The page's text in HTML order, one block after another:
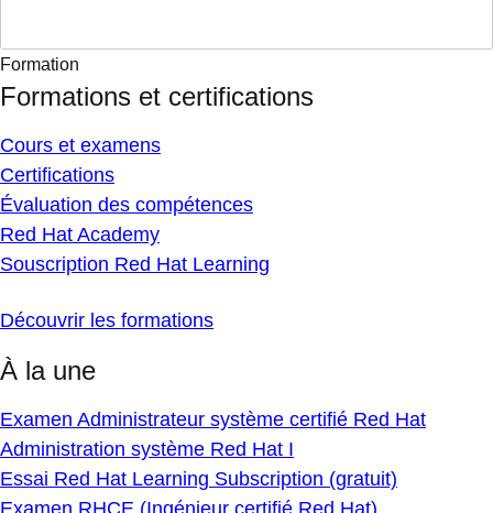
Formation
Formations et certifications
Cours et examens
Certifications
Évaluation des compétences
Red Hat Academy
Souscription Red Hat Learning
Découvrir les formations
À la une
Examen Administrateur système certifié Red Hat
Administration système Red Hat I
Essai Red Hat Learning Subscription (gratuit)
Examen RHCE (Ingénieur certifié Red Hat)